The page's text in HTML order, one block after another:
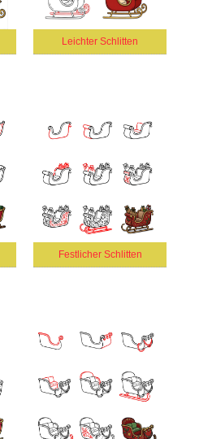
Leichter Schlitten
Festlicher Schlitten